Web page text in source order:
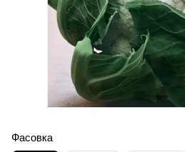
Фасовка